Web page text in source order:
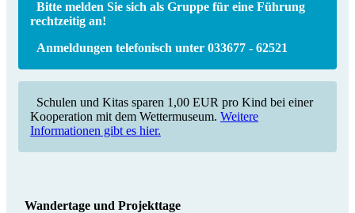
Bitte melden Sie sich als Gruppe für eine Führung
rechtzeitig an!
Anmeldungen telefonisch unter 033677 - 62521
Schulen und Kitas sparen 1,00 EUR pro Kind bei einer
Kooperation mit dem Wettermuseum. Weitere
Informationen gibt es hier.
Wandertage und Projekttage